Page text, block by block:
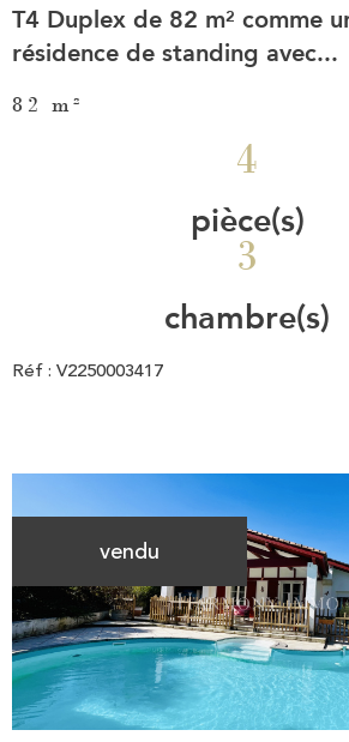
T4 Duplex de 82 m² comme
résidence de standing avec...
82 m²
4
pièce(s)
3
chambre(s)
Réf : V2250003417
vendu Voir le
bien